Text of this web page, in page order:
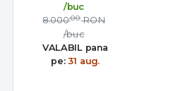
/buc
8.000,00 RON
/buc
VALABIL pana
pe: 31 aug.